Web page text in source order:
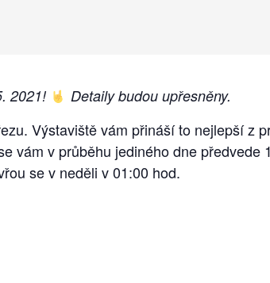
2021! Detaily budou upřesněny.
Výstaviště vám přináší to nejlepší z
vám v průběhu jediného dne předvede
se v neděli v 01:00 hod.